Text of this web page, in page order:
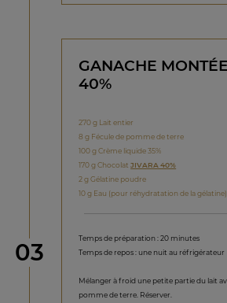
étape
03
GANACHE
40%
270 g Lait entier
8 g Fécule de pomme de terre
100 g Crème liquide 35%
170 g ChocolatJIVARA 40%
2 g Gélatine poudre
10 g Eau (pour réhydratation de la gélatine)
Temps de préparation : 20 minutes
Temps de repos : une nuit au réfrigérateur
Mélanger à froid une petite partie du lait
pomme de terre. Réserver.